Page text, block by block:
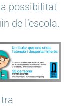
possibilitat
de l’escola.